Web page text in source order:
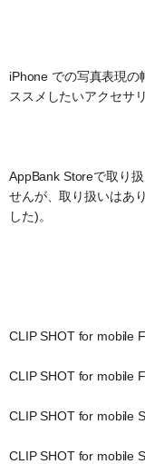
iPhone での写真表現
ススメしたいアクセサリ
AppBank Storeで取り
せんが、取り扱いはあ
した)。
CLIP SHOT for mobile
CLIP SHOT for mobile
CLIP SHOT for mobile
CLIP SHOT for mobile